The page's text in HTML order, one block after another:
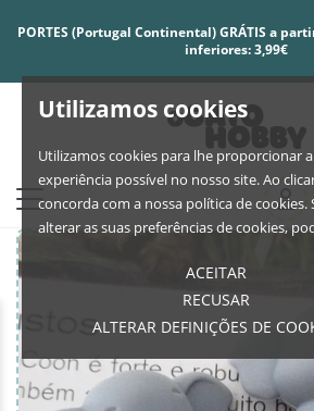
Utilizamos cookies
Utilizamos cookies para lhe proporcionar
experiência possível no nosso site. Ao
concorda com a nossa política de cookies.
alterar as suas preferências de cookies,
ACEITAR
RECUSAR
ALTERAR DEFINIÇÕES DE
PORTES (Portugal Continental) GRÁTIS a
inferiores: 3,99€